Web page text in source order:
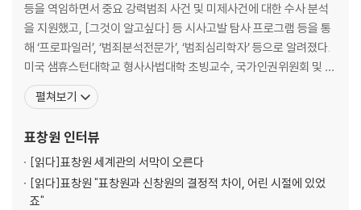
등을 역임하면서 중요 강력범죄 사건 및 미제사건에 대한 수사 분석
을 지원했고, [그것이 알고싶다] 등 시사고발 탐사 프로그램 등을 통
해 ‘프로파일러’, ‘범죄분석전문가’, ‘범죄심리학자’ 등으로 알려졌다.
미국 샘휴스턴대학교 형사사법대학 초빙교수, 국가인권위원회 및 법
무부 자문위원 등을 지냈다. 2012년 12월 제18대 대선 당시 불거진
국정원의 여론조작 의혹 사건을 철저히 수사해야 한다는 주장을 했다
수사를 계속적으로 촉구하기 위해 경찰대학 교수직
펼쳐보기
표창원 인터뷰
[읽다]표창원 세계관의 서막이 오른다
[읽다]표창원 "표창원과 신창원의 결정적 차이, 어린 시절에 있었
죠"